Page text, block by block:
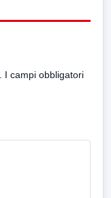
I campi obbligatori